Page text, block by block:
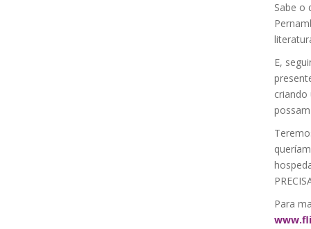
Sabe o
E,
Para